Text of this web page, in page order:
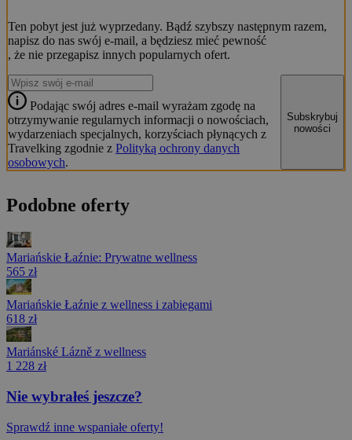
Ten pobyt jest już wyprzedany. Bądź szybszy następnym razem,
napisz do nas swój e-mail, a będziesz mieć pewność
, że nie przegapisz innych popularnych ofert.
Podając swój adres e-mail wyrażam zgodę na
otrzymywanie regularnych informacji o nowościach,
wydarzeniach specjalnych, korzyściach płynących z
Travelking zgodnie z Polityką ochrony danych
osobowych.
Subskrybuj
nowości
Podobne oferty
Mariańskie Łaźnie: Prywatne wellness
565 zł
Mariańskie Łaźnie z wellness i zabiegami
618 zł
Mariánské Lázně z wellness
1 228 zł
Nie wybrałeś jeszcze?
Sprawdź inne wspaniałe oferty!